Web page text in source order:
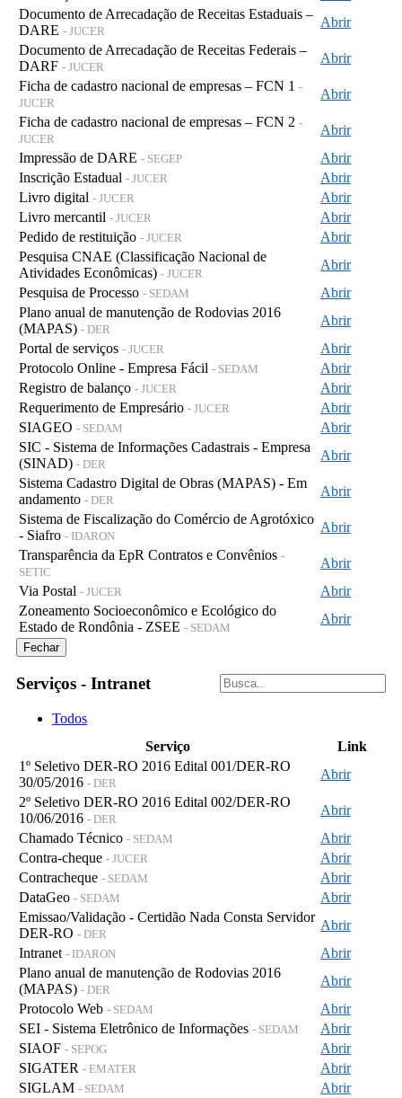
Documento de Arrecadação de Receitas Estaduais –
DARE - JUCER
Abrir
Documento de Arrecadação de Receitas Federais –
DARF - JUCER
Abrir
Ficha de cadastro nacional de empresas – FCN 1 -
JUCER
Abrir
Ficha de cadastro nacional de empresas – FCN 2 -
JUCER
Abrir
Impressão de DARE - SEGEP
Abrir
Inscrição Estadual - JUCER
Abrir
Livro digital - JUCER
Abrir
Livro mercantil - JUCER
Abrir
Pedido de restituição - JUCER
Abrir
Pesquisa CNAE (Classificação Nacional de
Atividades Econômicas) - JUCER
Abrir
Pesquisa de Processo - SEDAM
Abrir
Plano anual de manutenção de Rodovias 2016
(MAPAS) - DER
Abrir
Portal de serviços - JUCER
Abrir
Protocolo Online - Empresa Fácil - SEDAM
Abrir
Registro de balanço - JUCER
Abrir
Requerimento de Empresário - JUCER
Abrir
SIAGEO - SEDAM
Abrir
SIC - Sistema de Informações Cadastrais - Empresa
(SINAD) - DER
Abrir
Sistema Cadastro Digital de Obras (MAPAS) - Em
andamento - DER
Abrir
Sistema de Fiscalização do Comércio de Agrotóxico
- Siafro - IDARON
Abrir
Transparência da EpR Contratos e Convênios -
SETIC
Abrir
Via Postal - JUCER
Abrir
Zoneamento Socioeconômico e Ecológico do
Estado de Rondônia - ZSEE - SEDAM
Abrir
Fechar
Serviços - Intranet
Todos
Serviço
Link
1º Seletivo DER-RO 2016 Edital 001/DER-RO
30/05/2016 - DER
Abrir
2º Seletivo DER-RO 2016 Edital 002/DER-RO
10/06/2016 - DER
Abrir
Chamado Técnico - SEDAM
Abrir
Contra-cheque - JUCER
Abrir
Contracheque - SEDAM
Abrir
DataGeo - SEDAM
Abrir
Emissao/Validação - Certidão Nada Consta Servidor
DER-RO - DER
Abrir
Intranet - IDARON
Abrir
Plano anual de manutenção de Rodovias 2016
(MAPAS) - DER
Abrir
Protocolo Web - SEDAM
Abrir
SEI - Sistema Eletrônico de Informações - SEDAM
Abrir
SIAOF - SEPOG
Abrir
SIGATER - EMATER
Abrir
SIGLAM - SEDAM
Abrir